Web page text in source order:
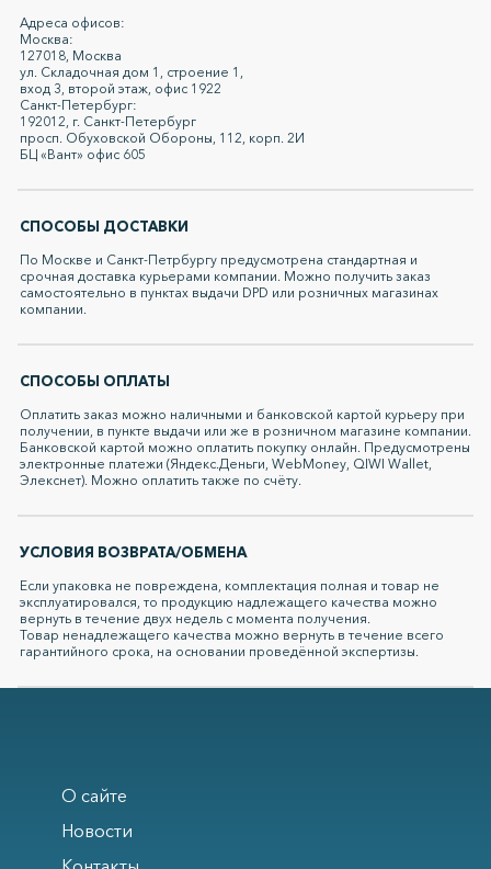
Адреса офисов:
Москва:
127018, Москва
ул. Складочная дом 1, строение 1,
вход 3, второй этаж, офис 1922
Санкт-Петербург:
192012, г. Санкт-Петербург
просп. Обуховской Обороны, 112, корп. 2И
БЦ «Вант» офис 605
СПОСОБЫ ДОСТАВКИ
По Москве и Санкт-Петрбургу предусмотрена стандартная и
срочная доставка курьерами компании. Можно получить заказ
самостоятельно в пунктах выдачи DPD или розничных магазинах
компании.
СПОСОБЫ ОПЛАТЫ
Оплатить заказ можно наличными и банковской картой курьеру при
получении, в пункте выдачи или же в розничном магазине компании.
Банковской картой можно оплатить покупку онлайн. Предусмотрены
электронные платежи (Яндекс.Деньги, WebMoney, QIWI Wallet,
Элекснет). Можно оплатить также по счёту.
УСЛОВИЯ ВОЗВРАТА/ОБМЕНА
Если упаковка не повреждена, комплектация полная и товар не
эксплуатировался, то продукцию надлежащего качества можно
вернуть в течение двух недель с момента получения.
Товар ненадлежащего качества можно вернуть в течение всего
гарантийного срока, на основании проведённой экспертизы.
О сайте
Новости